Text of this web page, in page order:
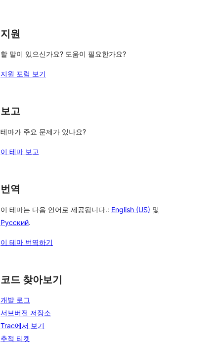
지원
할 말이 있으신가요? 도움이 필요한가요?
지원 포럼 보기
보고
테마가 주요 문제가 있나요?
이 테마 보고
번역
이 테마는 다음 언어로 제공됩니다.: English (US) 및
Русский.
이 테마 번역하기
코드 찾아보기
개발 로그
서브버전 저장소
Trac에서 보기
추적 티켓